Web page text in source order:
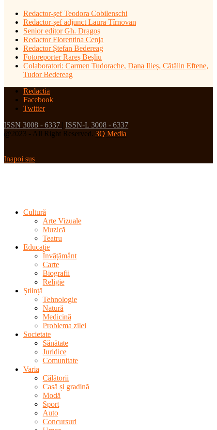
Redactor-șefTeodora Cobilenschi
Redactor-șef adjunct Laura Tîrnovan
Senior editor Gh. Dragoș
Redactor Florentina Cenja
Redactor Ștefan Bedereag
Fotoreporter Rareș Beșliu
Colaboratori: Carmen Tudorache, Dana Ilieș, Cătălin Eftene,
Tudor Bedereag
Redactia
Facebook
Twitter
ISSN 3008 - 6337
ISSN-L 3008 - 6337
@2023 - All Right Reserved. 3Q Media
Inapoi sus
Cultură
Arte Vizuale
Muzică
Teatru
Educație
Învățământ
Carte
Biografii
Religie
Știință
Tehnologie
Natură
Medicină
Problema zilei
Societate
Sănătate
Juridice
Comunitate
Varia
Călătorii
Casă și gradină
Modă
Sport
Auto
Concursuri